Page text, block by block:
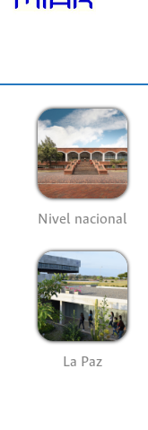
Nivel nacional
La Paz